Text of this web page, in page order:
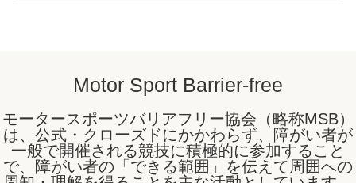
Motor Sport Barrier-free
モータースポーツバリアフリー協会（略称MSB）
は、公式・クローズドにかかわらず、障がい者が
一般で開催される競技に積極的に参加すること
で、障がい者の「できる範囲」を伝えて周囲への